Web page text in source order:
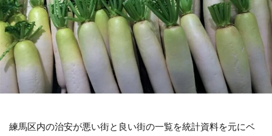
練馬区内の治安が悪い街と良い街の一覧を統計資料を元にベ